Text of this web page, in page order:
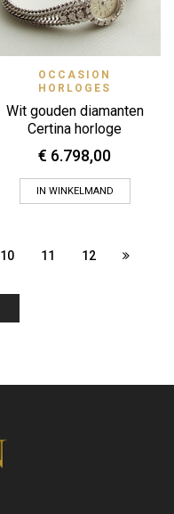
OCCASION
HORLOGES
Wit gouden diamanten
Certina horloge
€ 6.798,00
IN WINKELMAND
10 11 12